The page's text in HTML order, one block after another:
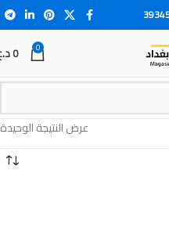
0
0
عرض النتيجة الوحيدة